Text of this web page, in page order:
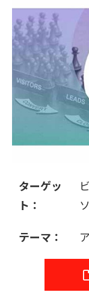
ターゲッ
ト：
テーマ：